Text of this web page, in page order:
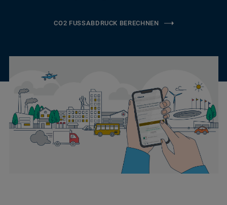
CO2 FUSSABDRUCK BERECHNEN